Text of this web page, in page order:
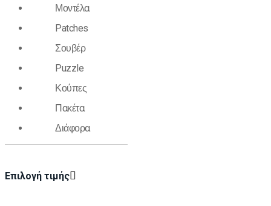
Μοντέλα
Patches
Σουβέρ
Puzzle
Κούπες
Πακέτα
Διάφορα
Επιλογή τιμής